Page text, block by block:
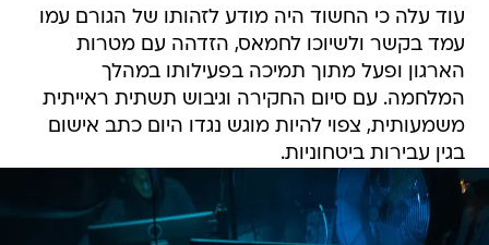
עוד עלה כי החשוד היה מודע לזהותו של הגורם עמו
עמד בקשר ולשיוכו לחמאס, הזדהה עם מטרות
הארגון ופעל מתוך תמיכה בפעילותו במהלך
המלחמה. עם סיום החקירה וגיבוש תשתית ראייתית
משמעותית, צפוי להיות מוגש נגדו היום כתב אישום
בגין עבירות ביטחוניות.